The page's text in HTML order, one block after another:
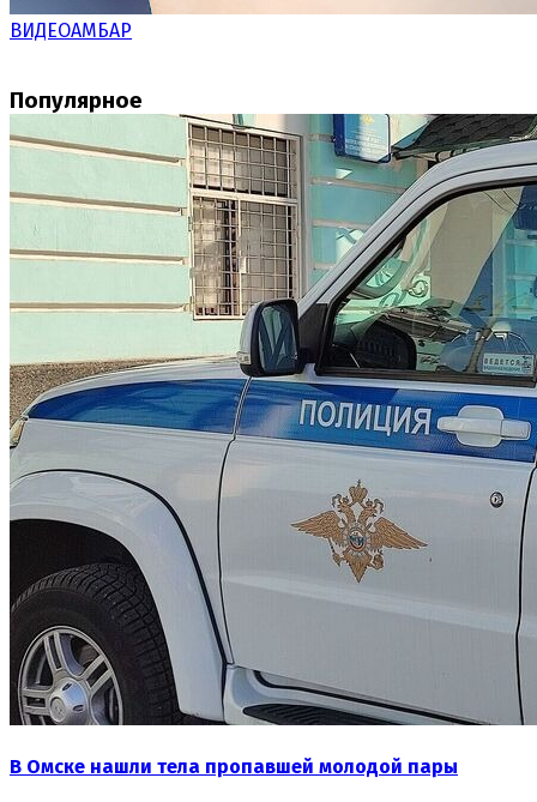
ВИДЕОАМБАР
Популярное
В Омске нашли тела пропавшей молодой пары